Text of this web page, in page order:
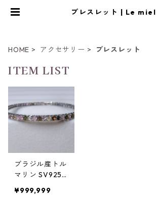
ブレスレット | Le miel
HOME アクセサリー ブレスレット
ITEM LIST
ブラジル産トル
マリン SV925/
ブレスレット 9.
¥999,999